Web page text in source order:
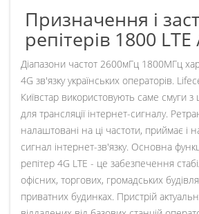
Призначення і
репітерів 1800
Діапазони частот 2600мГц 1800МГц
4G зв'язку українських операторів.
Київстар використовують саме смуги
для трансляції інтернет-сигналу.
налаштовані на ці частоти, приймає і
сигнал інтернет-зв'язку. Основна
репітер 4G LTE - це забезпечення
офісних, торгових, громадських
приватних будинках. Пристрій